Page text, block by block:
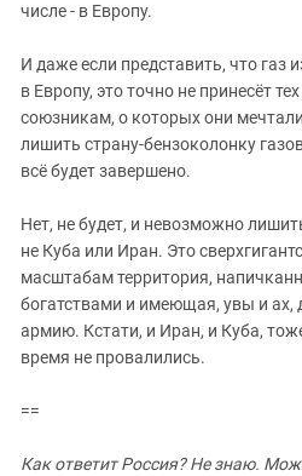
числе - в Европу.
И даже если представить, что газ
в Европу, это точно не принесёт
союзникам, о которых они
лишить страну-бензоколонку
всё будет завершено.
Нет, не будет, и невозможно
не Куба или Иран. Это
масштабам территория,
богатствами и имеющая, увы и
армию. Кстати, и Иран, и Куба,
время не провалились.
==
Как ответит Россия? Не знаю.